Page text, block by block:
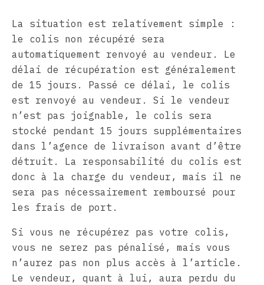
La situation est relativement simple :
le colis non récupéré sera
automatiquement renvoyé au vendeur. Le
délai de récupération est généralement
de 15 jours. Passé ce délai, le colis
est renvoyé au vendeur. Si le vendeur
n’est pas joignable, le colis sera
stocké pendant 15 jours supplémentaires
dans l’agence de livraison avant d’être
détruit. La responsabilité du colis est
donc à la charge du vendeur, mais il ne
sera pas nécessairement remboursé pour
les frais de port.
Si vous ne récupérez pas votre colis,
vous ne serez pas pénalisé, mais vous
n’aurez pas non plus accès à l’article.
Le vendeur, quant à lui, aura perdu du